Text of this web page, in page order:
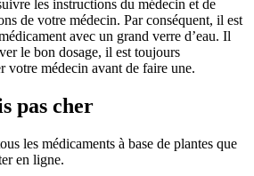
les instructions du médecin et de
de votre médecin. Par conséquent, il est
avec un grand verre d’eau. Il
le bon dosage, il est toujours
votre médecin avant de faire une.
pas cher
les médicaments à base de plantes que
en ligne.